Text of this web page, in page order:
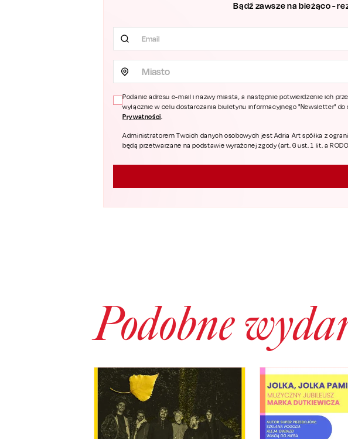
Bądź zawsze na bieżąco -
Miasto
Podanie adresu e-mail i nazwy miasta, a następnie potwierdzenie ich
wyłącznie w celu dostarczania biuletynu informacyjnego "Newsletter"
Prywatności.
Administratorem Twoich danych osobowych jest Adria Art spółka z
będą przetwarzane na podstawie wyrażonej zgody (art. 6 ust. 1 lit. a
Podobne